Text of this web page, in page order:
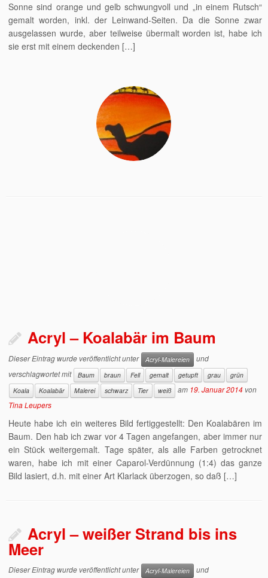
Sonne sind orange und gelb schwungvoll und „in einem Rutsch“
gemalt worden, inkl. der Leinwand-Seiten. Da die Sonne zwar
ausgelassen wurde, aber teilweise übermalt worden ist, habe ich
sie erst mit einem deckenden […]
Acryl – Koalabär im Baum
Dieser Eintrag wurde veröffentlicht unter Acryl-Malereien
und
verschlagwortet mit
Baum braun Fell gemalt getupft grau
grün
Koala
Koalabär Malerei schwarz Tier weiß am 19. Januar 2014 von
Tina Leupers
Heute habe ich ein weiteres Bild fertiggestellt: Den Koalabären im
Baum. Den hab ich zwar vor 4 Tagen angefangen, aber immer nur
ein Stück weitergemalt. Tage später, als alle Farben getrocknet
waren, habe ich mit einer Caparol-Verdünnung (1:4) das ganze
Bild lasiert, d.h. mit einer Art Klarlack überzogen, so daß […]
Acryl – weißer Strand bis ins
Meer
Dieser Eintrag wurde veröffentlicht unter Acryl-Malereien und